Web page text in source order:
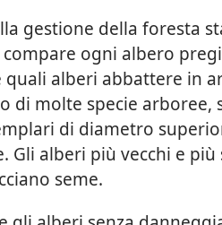
gestione della foresta
ogni albero
quali alberi abbattere in
di molte specie arboree,
di diametro
Gli alberi più vecchi e
seme.